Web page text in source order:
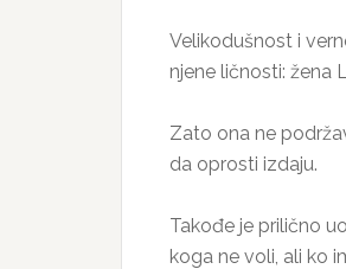
Velikodušnost i
njene ličnosti: žena
Zato ona ne
da oprosti izdaju.
Takođe je prilično
koga ne voli, ali ko